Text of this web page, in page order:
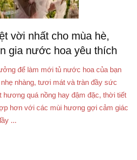
vời nhất cho mùa hè,
gia nước hoa yêu thích
để làm mới tủ nước hoa của bạn
nhàng, tươi mát và tràn đầy sức
hương quá nồng hay đậm đặc, thời tiết
hơn với các mùi hương gợi cảm giác
...